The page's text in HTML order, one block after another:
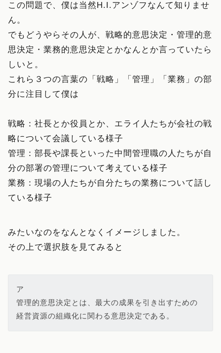
この問題で、僕は当然H.I.アンゾフなんて知りませ
ん。
でもどうやらその人が、戦略的意思決定・管理的意
思決定・業務的意思決定とかなんとか言っていたら
しいと。
これら３つの言葉の「戦略」「管理」「業務」の部
分に注目して僕は
戦略：社長とか役員とか、エライ人たちが会社の戦
略について会議している様子
管理：部長や課長といった中間管理職の人たちが自
分の部署の管理について考えている様子
業務：現場の人たちが自分たちの業務について話し
ている様子
みたいなのをなんとなくイメージしました。
その上で選択肢を見てみると
ア
管理的意思決定とは、最大の成果を引き出すための
経営資源の組織化に関わる意思決定である。